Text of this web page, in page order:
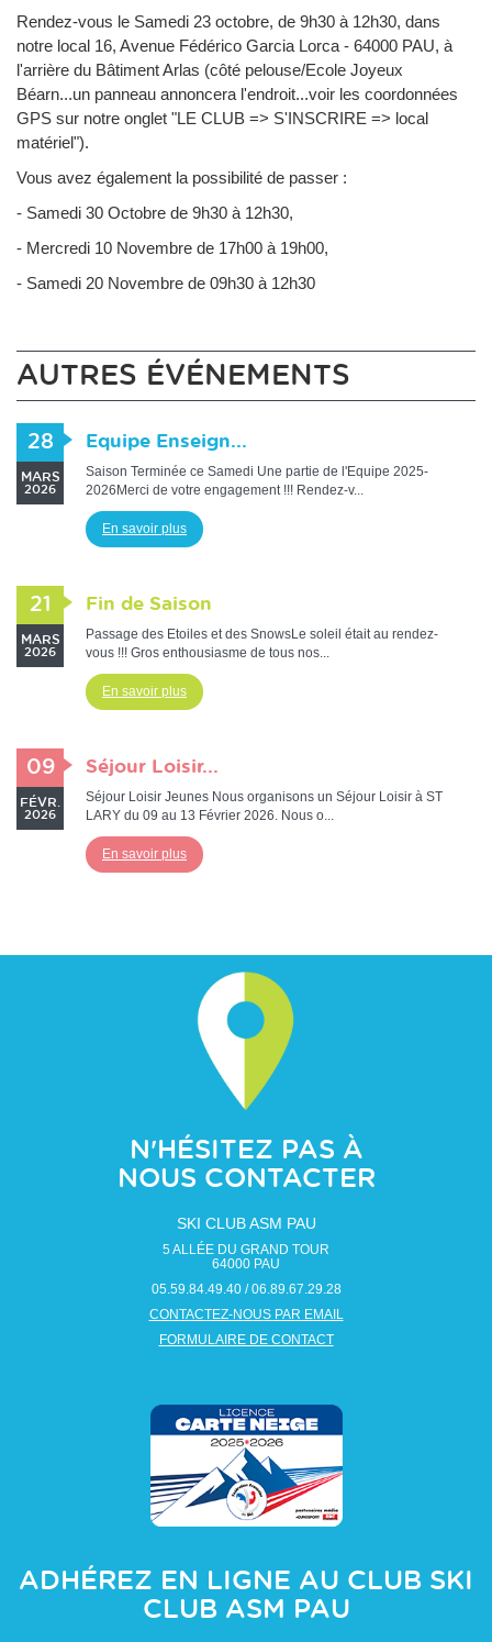
Rendez-vous le Samedi 23 octobre, de 9h30 à 12h30, dans
notre local 16, Avenue Fédérico Garcia Lorca - 64000 PAU, à
l'arrière du Bâtiment Arlas (côté pelouse/Ecole Joyeux
Béarn...un panneau annoncera l'endroit...voir les coordonnées
GPS sur notre onglet "LE CLUB => S'INSCRIRE => local
matériel").
Vous avez également la possibilité de passer :
- Samedi 30 Octobre de 9h30 à 12h30,
- Mercredi 10 Novembre de 17h00 à 19h00,
- Samedi 20 Novembre de 09h30 à 12h30
AUTRES ÉVÉNEMENTS
28
MARS
2026
Equipe Enseign...
Saison Terminée ce Samedi Une partie de l'Equipe 2025-
2026Merci de votre engagement !!! Rendez-v...
En savoir plus
21
MARS
2026
Fin de Saison
Passage des Etoiles et des SnowsLe soleil était au rendez-
vous !!! Gros enthousiasme de tous nos...
En savoir plus
09
FÉVR.
2026
Séjour Loisir...
Séjour Loisir Jeunes Nous organisons un Séjour Loisir à ST
LARY du 09 au 13 Février 2026. Nous o...
En savoir plus
N'HÉSITEZ PAS À
NOUS CONTACTER
SKI CLUB ASM PAU
5 ALLÉE DU GRAND TOUR
64000 PAU
05.59.84.49.40 / 06.89.67.29.28
CONTACTEZ-NOUS PAR EMAIL
FORMULAIRE DE CONTACT
ADHÉREZ EN LIGNE AU CLUB SKI
CLUB ASM PAU